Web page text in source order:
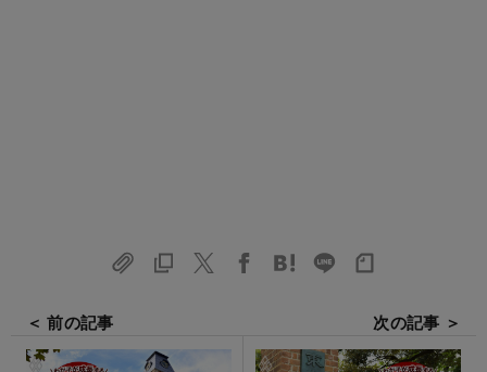
＜ 前の記事 次の記事 ＞